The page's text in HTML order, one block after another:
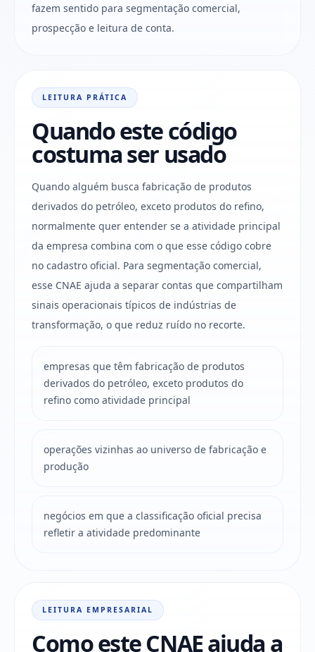
fazem sentido para segmentação comercial,
prospecção e leitura de conta.
LEITURA PRÁTICA
Quando este código
costuma ser usado
Quando alguém busca fabricação de produtos
derivados do petróleo, exceto produtos do refino,
normalmente quer entender se a atividade principal
da empresa combina com o que esse código cobre
no cadastro oficial. Para segmentação comercial,
esse CNAE ajuda a separar contas que compartilham
sinais operacionais típicos de indústrias de
transformação, o que reduz ruído no recorte.
empresas que têm fabricação de produtos
derivados do petróleo, exceto produtos do
refino como atividade principal
operações vizinhas ao universo de fabricação e
produção
negócios em que a classificação oficial precisa
refletir a atividade predominante
LEITURA EMPRESARIAL
Como este CNAE ajuda a